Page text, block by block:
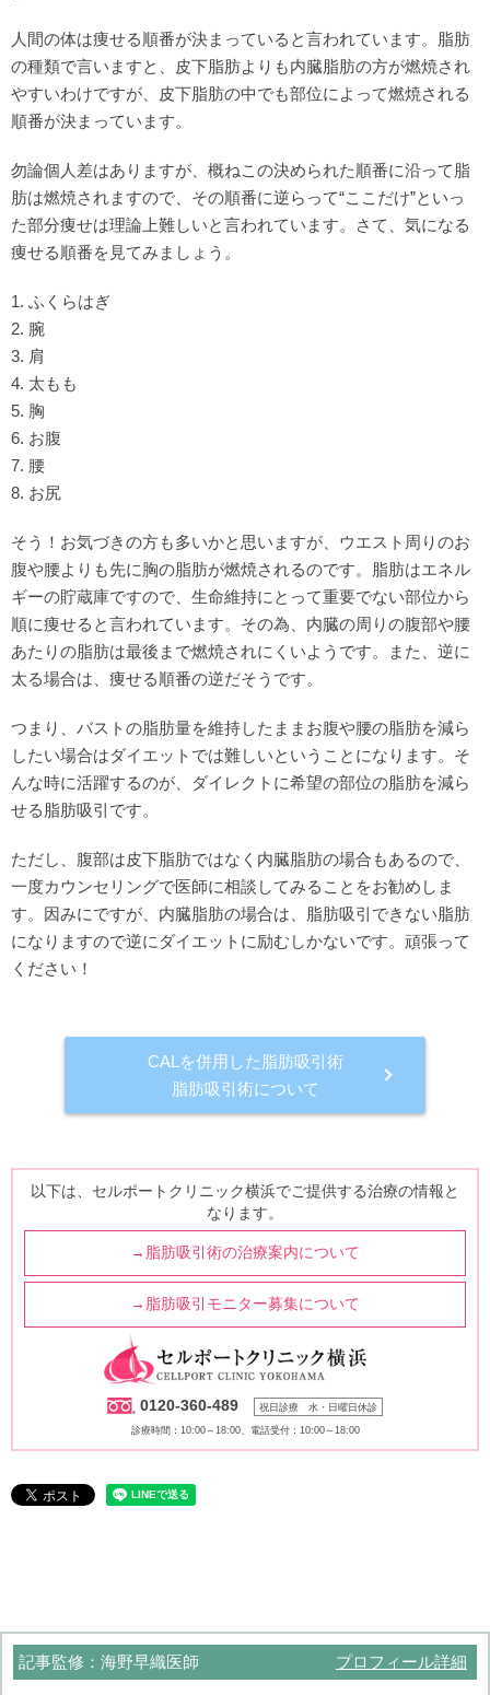
人間の体は痩せる順番が決まっていると言われています。脂肪
の種類で言いますと、皮下脂肪よりも内臓脂肪の方が燃焼され
やすいわけですが、皮下脂肪の中でも部位によって燃焼される
順番が決まっています。
勿論個人差はありますが、概ねこの決められた順番に沿って脂
肪は燃焼されますので、その順番に逆らって“ここだけ”といっ
た部分痩せは理論上難しいと言われています。さて、気になる
痩せる順番を見てみましょう。
1. ふくらはぎ
2. 腕
3. 肩
4. 太もも
5. 胸
6. お腹
7. 腰
8. お尻
そう！お気づきの方も多いかと思いますが、ウエスト周りのお
腹や腰よりも先に胸の脂肪が燃焼されるのです。脂肪はエネル
ギーの貯蔵庫ですので、生命維持にとって重要でない部位から
順に痩せると言われています。その為、内臓の周りの腹部や腰
あたりの脂肪は最後まで燃焼されにくいようです。また、逆に
太る場合は、痩せる順番の逆だそうです。
つまり、バストの脂肪量を維持したままお腹や腰の脂肪を減ら
したい場合はダイエットでは難しいということになります。そ
んな時に活躍するのが、ダイレクトに希望の部位の脂肪を減ら
せる脂肪吸引です。
ただし、腹部は皮下脂肪ではなく内臓脂肪の場合もあるので、
一度カウンセリングで医師に相談してみることをお勧めしま
す。因みにですが、内臓脂肪の場合は、脂肪吸引できない脂肪
になりますので逆にダイエットに励むしかないです。頑張って
ください！
CALを併用した脂肪吸引術
脂肪吸引術について
以下は、セルポートクリニック横浜でご提供する治療の情報と
なります。
→脂肪吸引術の治療案内について
→脂肪吸引モニター募集について
0120-360-489
祝日診療 水・日曜日休診
診療時間：10:00～18:00、電話受付：10:00～18:00
記事監修：海野早織医師 プロフィール詳細